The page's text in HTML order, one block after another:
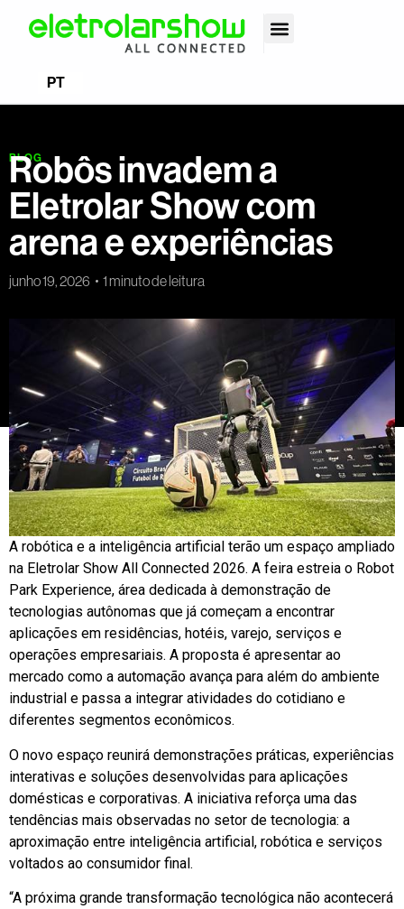
PT
ES
BLOG
Robôs invadem a
Eletrolar Show com
arena e experiências
junho 19, 2026 1 minuto de leitura
A robótica e a inteligência artificial terão um espaço ampliado
na Eletrolar Show All Connected 2026. A feira estreia o Robot
Park Experience, área dedicada à demonstração de
tecnologias autônomas que já começam a encontrar
aplicações em residências, hotéis, varejo, serviços e
operações empresariais. A proposta é apresentar ao
mercado como a automação avança para além do ambiente
industrial e passa a integrar atividades do cotidiano e
diferentes segmentos econômicos.
O novo espaço reunirá demonstrações práticas, experiências
interativas e soluções desenvolvidas para aplicações
domésticas e corporativas. A iniciativa reforça uma das
tendências mais observadas no setor de tecnologia: a
aproximação entre inteligência artificial, robótica e serviços
voltados ao consumidor final.
“A próxima grande transformação tecnológica não acontecerá